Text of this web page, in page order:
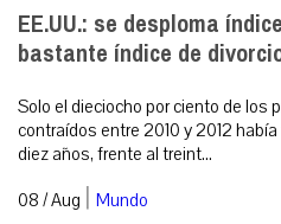
EE.UU.: se desploma
bastante índice de
Solo el dieciocho por ciento de los
contraídos entre 2010 y 2012
diez años, frente al treint...
08 / Aug | Mundo